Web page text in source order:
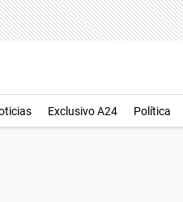
Exclusivo A24 Política